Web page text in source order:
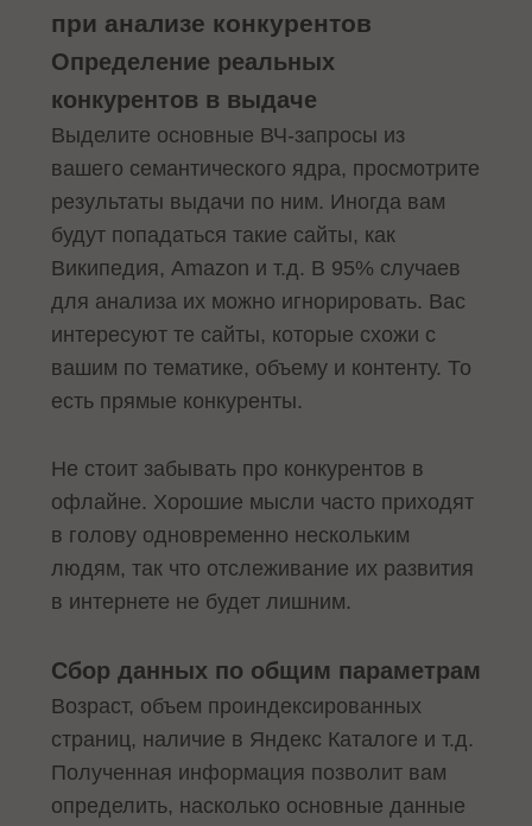
при анализе конкурентов
Определение реальных
конкурентов в выдаче
Выделите основные ВЧ-запросы из
вашего семантического ядра, просмотрите
результаты выдачи по ним. Иногда вам
будут попадаться такие сайты, как
Википедия, Amazon и т.д. В 95% случаев
для анализа их можно игнорировать. Вас
интересуют те сайты, которые схожи с
вашим по тематике, объему и контенту. То
есть прямые конкуренты.
Не стоит забывать про конкурентов в
офлайне. Хорошие мысли часто приходят
в голову одновременно нескольким
людям, так что отслеживание их развития
в интернете не будет лишним.
Сбор данных по общим параметрам
Возраст, объем проиндексированных
страниц, наличие в Яндекс Каталоге и т.д.
Полученная информация позволит вам
определить, насколько основные данные